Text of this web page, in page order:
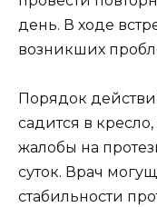
день. В ходе
возникших
Порядок
садится в
жалобы на
суток. Врач
стабильности